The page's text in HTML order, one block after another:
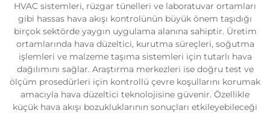
HVAC sistemleri, rüzgar tünelleri ve laboratuvar ortamları
gibi hassas hava akışı kontrolünün büyük önem taşıdığı
birçok sektörde yaygın uygulama alanına sahiptir. Üretim
ortamlarında hava düzeltici, kurutma süreçleri, soğutma
işlemleri ve malzeme taşıma sistemleri için tutarlı hava
dağılımını sağlar. Araştırma merkezleri ise doğru test ve
ölçüm prosedürleri için kontrollü çevre koşullarını korumak
amacıyla hava düzeltici teknolojisine güvenir. Özellikle
küçük hava akışı bozukluklarının sonuçları etkileyebileceği